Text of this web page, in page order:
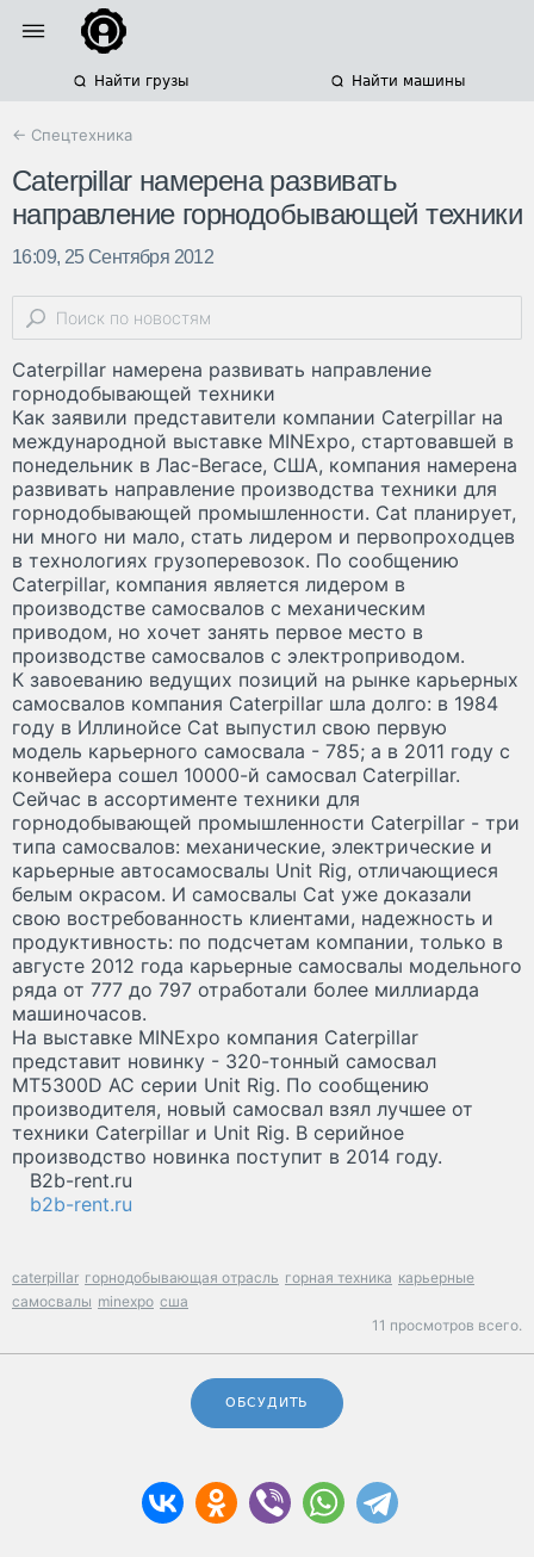
Найти грузы Найти машины
← Спецтехника
Caterpillar намерена развивать
направление горнодобывающей техники
16:09, 25 Сентября 2012
Caterpillar намерена развивать направление
горнодобывающей техники
Как заявили представители компании Caterpillar на
международной выставке MINExpo, стартовавшей в
понедельник в Лас-Вегасе, США, компания намерена
развивать направление производства техники для
горнодобывающей промышленности. Cat планирует,
ни много ни мало, стать лидером и первопроходцев
в технологиях грузоперевозок. По сообщению
Caterpillar, компания является лидером в
производстве самосвалов с механическим
приводом, но хочет занять первое место в
производстве самосвалов с электроприводом.
К завоеванию ведущих позиций на рынке карьерных
самосвалов компания Caterpillar шла долго: в 1984
году в Иллинойсе Cat выпустил свою первую
модель карьерного самосвала - 785; а в 2011 году с
конвейера сошел 10000-й самосвал Caterpillar.
Сейчас в ассортименте техники для
горнодобывающей промышленности Caterpillar - три
типа самосвалов: механические, электрические и
карьерные автосамосвалы Unit Rig, отличающиеся
белым окрасом. И самосвалы Cat уже доказали
свою востребованность клиентами, надежность и
продуктивность: по подсчетам компании, только в
августе 2012 года карьерные самосвалы модельного
ряда от 777 до 797 отработали более миллиарда
машиночасов.
На выставке MINExpo компания Caterpillar
представит новинку - 320-тонный самосвал
MT5300D AC серии Unit Rig. По сообщению
производителя, новый самосвал взял лучшее от
техники Caterpillar и Unit Rig. В серийное
производство новинка поступит в 2014 году.
B2b-rent.ru
b2b-rent.ru
caterpillar горнодобывающая отрасль горная техника карьерные
самосвалы minexpo сша
11 просмотров всего.
ОБСУДИТЬ